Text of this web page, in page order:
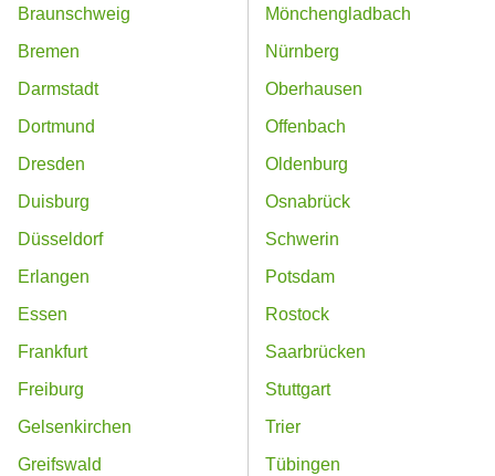
Braunschweig
Bremen
Darmstadt
Dortmund
Dresden
Duisburg
Düsseldorf
Erlangen
Essen
Frankfurt
Freiburg
Gelsenkirchen
Greifswald
Mönchengladbach
Nürnberg
Oberhausen
Offenbach
Oldenburg
Osnabrück
Schwerin
Potsdam
Rostock
Saarbrücken
Stuttgart
Trier
Tübingen